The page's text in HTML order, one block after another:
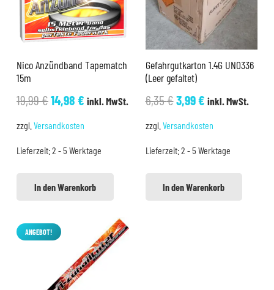
Nico Anzündband Tapematch
15m
19,99€Ursprünglicher
19,99 €
14,98€Aktueller
14,98 €.
inkl. MwSt.
zzgl. Versandkosten
Lieferzeit:2 - 5 Werktage
In den Warenkorb
Gefahrgutkarton 1.4G UN0336
(Leer gefaltet)
6,35€Ursprünglicher
6,35 €
3,99€Aktueller
3,99 €.
inkl. MwSt.
zzgl. Versandkosten
Lieferzeit:2 - 5 Werktage
In den Warenkorb
ANGEBOT!